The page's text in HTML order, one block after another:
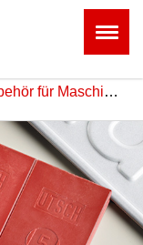
Zubehör für Maschinen & Geräte